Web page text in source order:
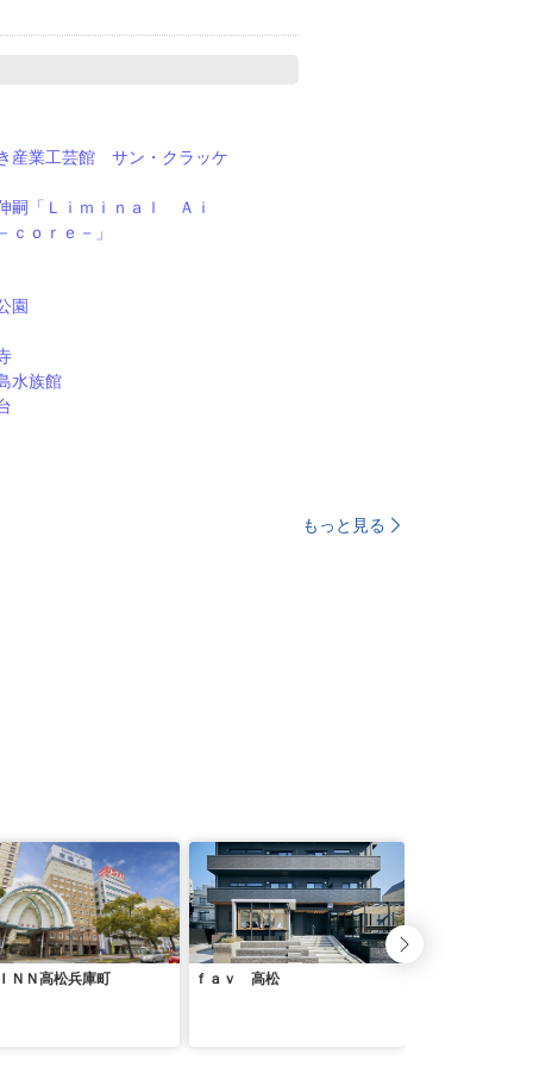
産業工芸館 サン・クラッケ
嗣「Ｌｉｍｉｎａｌ Ａｉ
ｃｏｒｅ－」
園
水族館
もっと見る
ＮＮ高松兵庫町 ｆａｖ 高松